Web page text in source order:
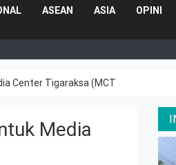
ASEAN ASIA OPINI
Center Tigaraksa (MCT
Media